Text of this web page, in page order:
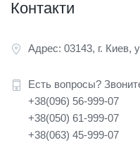
Контакти
Адрес: 03143, г. Киев,
Есть вопросы?
+38(096) 56-999-07
+38(050) 61-999-07
+38(063) 45-999-07